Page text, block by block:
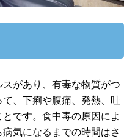
があり、有毒な物質がつ
、下痢や腹痛、発熱、吐
です。食中毒の原因によ
気になるまでの時間はさ